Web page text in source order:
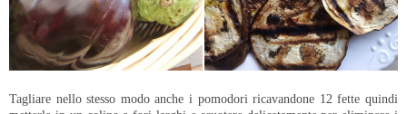
Tagliare nello stesso modo anche i pomodori ricavandone 12 fette quindi